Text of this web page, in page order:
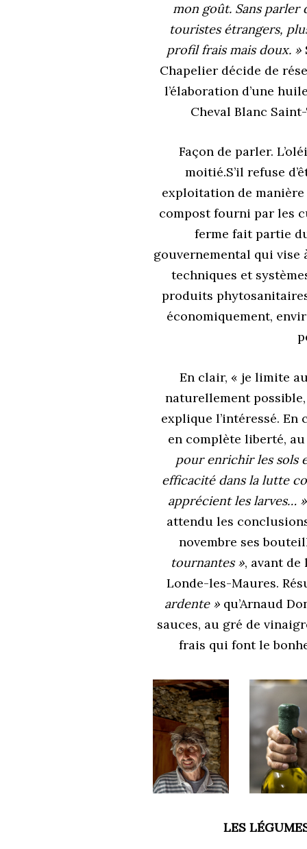
mon goût. Sans
touristes étrangers,
profil frais mais doux. »
Chapelier décide de
l’élaboration d’une
Cheval Blanc
Façon de parler.
moitié.S’il refuse
exploitation de manière
compost fourni par les
ferme fait partie
gouvernemental qui vise
techniques et
produits
économiquement,
En clair, « je limite
naturellement
explique l’intéressé. En
en complète liberté,
pour enrichir les sols
efficacité dans la lutte
apprécient les larves… »
attendu les
novembre ses
tournantes », avant
Londe-les-Maures.
ardente »qu’Arnaud
sauces, au gré de
frais qui font le
LES